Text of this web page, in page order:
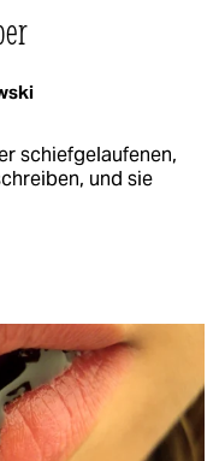
schiefgelaufenen,
und sie